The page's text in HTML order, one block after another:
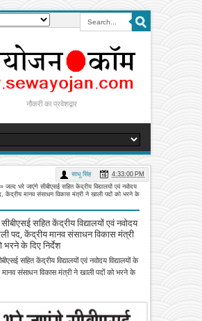
नौकरी का प्रवेशद्वार
» जल्द भरे जाएंगे सीबीएसई सहित केंद्रीय विद्यालयों एवं नवोदय
केंद्रीय मानव संसाधन विकास मंत्री ने खाली पदों को भरने के
सहित केंद्रीय विद्यालयों एवं नवोदय
पद, केंद्रीय मानव संसाधन विकास मंत्री
भरने के दिए निर्देश
साधू सिंह 4:33:00 PM
सहित केंद्रीय विद्यालयों एवं नवोदय विद्यालयों के
संसाधन विकास मंत्री ने खाली पदों को भरने के